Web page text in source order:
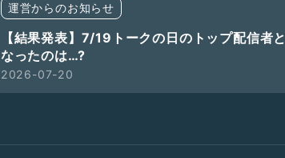
運営からのお知らせ
【結果発表】7/19トークの日のトップ配信者と
なったのは…?
2026-07-20